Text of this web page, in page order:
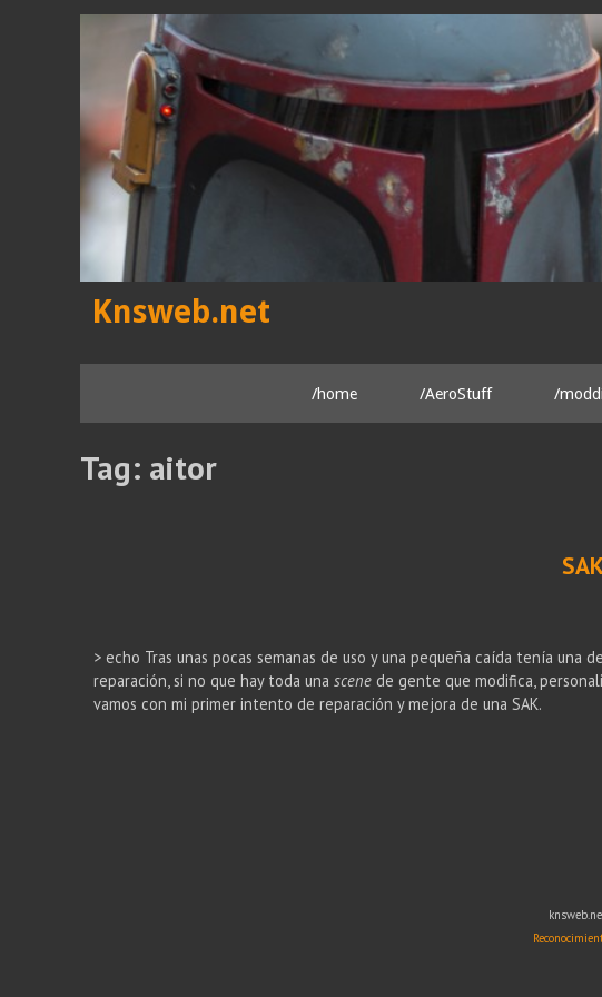
content
Knsweb.net
/home /AeroStuff /
Tag: aitor
> echo Tras unas pocas semanas de uso y una pequeña caída tenía
reparación, si no que hay toda una scene de gente que modifica,
vamos con mi primer intento de reparación y mejora de una SAK.